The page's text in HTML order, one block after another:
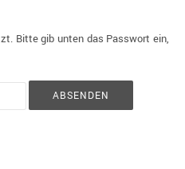
Bitte gib unten das Passwort ein,